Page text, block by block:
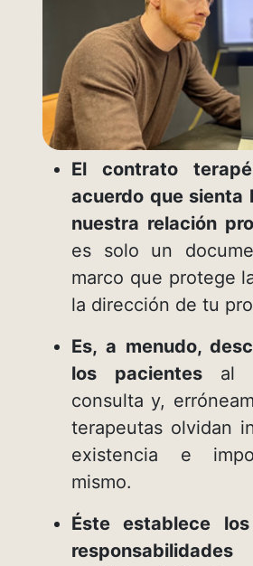
El contrato
acuerdo que sienta
nuestra relación
es solo un
marco que protege
la dirección de tu
Es, a menudo,
los pacientesal
consulta y,
terapeutas olvidan
existencia e
mismo.
Éste establece